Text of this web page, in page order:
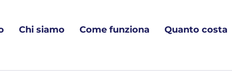
Chi siamo Come funziona Quanto costa